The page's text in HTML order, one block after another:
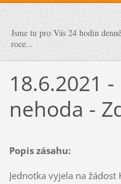
Jsme tu pro Vás 24 hodin
roce...
18.6.2021
nehoda -
Popis zásahu:
Jednotka vyjela na